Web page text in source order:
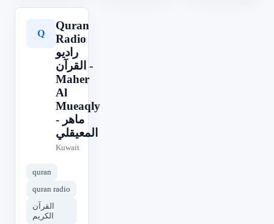
Q
Quran
Radio
راديو
القرآن -
Maher
Al
Mueaqly
- ماهر
المعيقلي
Kuwait
quran
quran radio
القرآن
الكريم